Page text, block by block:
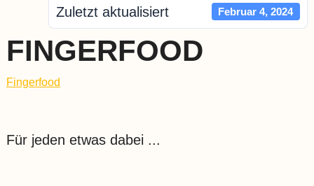
Zuletzt aktualisiert Februar 4, 2024
FINGERFOOD
Fingerfood
Für jeden etwas dabei ...